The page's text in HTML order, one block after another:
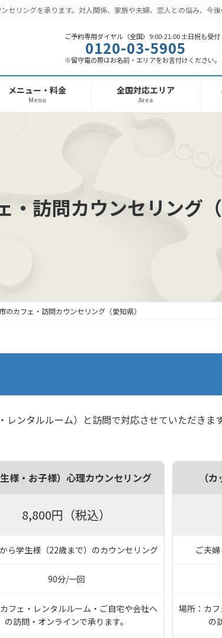
リングを承ります。対人関係、家族や夫婦、恋人との悩み、今
ご予約専用ダイヤル（全国）9:00-21:00 土日祝も受付
0120-03-5905
※留守電の際はお名前・エリアをお言付けください。
メニュー・料金
Menu
全国対応エリア
Area
・訪問カウンセリング（
のカフェ・訪問カウンセリング（愛知県）
ンタルルーム）と訪問で対応させていただきます
生様・お子様）心理カウンセリング
8,800円（税込）
ら学生様（22歳まで）のカウンセリング
90分/一回
フェ・レンタルルーム・ご自宅や会社へ
の訪問・オンラインで承ります。
（
ご夫
場所：カ
の